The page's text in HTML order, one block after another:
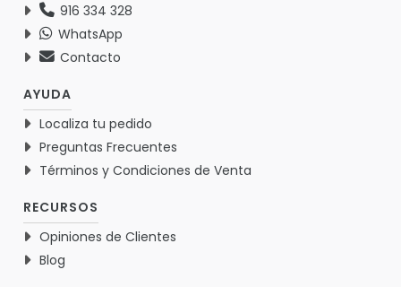
916 334 328
WhatsApp
Contacto
AYUDA
Localiza tu pedido
Preguntas Frecuentes
Términos y Condiciones de Venta
RECURSOS
Opiniones de Clientes
Blog